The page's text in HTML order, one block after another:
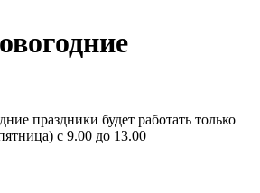
праздники будет работать только
с 9.00 до 13.00